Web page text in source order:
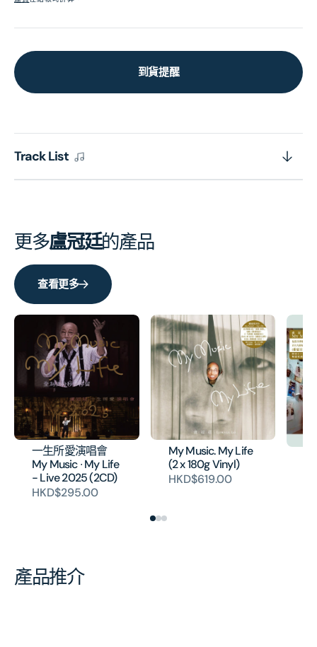
到貨提醒
Track List
更多盧冠廷的產品
查看更多
一生所愛演唱會
My Music ∙ My Life
- Live 2025 (2CD)
HKD$295.00
My Music. My Life
(2 x 180g Vinyl)
HKD$619.00
產品推介